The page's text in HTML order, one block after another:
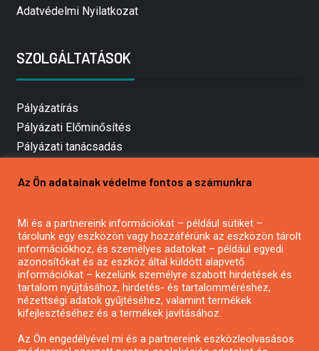
Adatvédelmi Nyilatkozat
SZOLGÁLTATÁSOK
Pályázatírás
Pályázati Előminősítés
Pályázati tanácsadás
Mezőgazdasági pályázatírás
Pályázatírás civil szervezeteknek
Pályázatírás önkormányzatoknak
Pályázatfigyelés
Specifikus pályázatfigyelés vagy hírlevél
Az Ön adatainak védelme fontos a számunkra
Mi és a partnereink információkat – például sütiket –
tárolunk egy eszközön vagy hozzáférünk az eszközön tárolt
információkhoz, és személyes adatokat – például egyedi
azonosítókat és az eszköz által küldött alapvető
információkat – kezelünk személyre szabott hirdetések és
tartalom nyújtásához, hirdetés- és tartalomméréshez,
nézettségi adatok gyűjtéséhez, valamint termékek
kifejlesztéséhez és a termékek javításához.
Az Ön engedélyével mi és a partnereink eszközleolvasásos